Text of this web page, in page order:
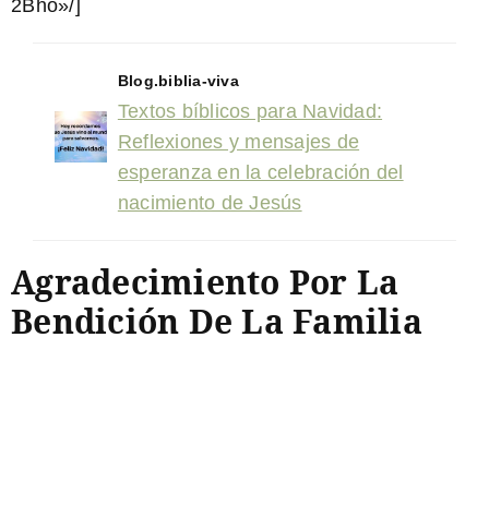
2Bho»/]
Blog.biblia-viva
Textos bíblicos para Navidad:
Reflexiones y mensajes de
esperanza en la celebración del
nacimiento de Jesús
Agradecimiento Por La
Bendición De La Familia